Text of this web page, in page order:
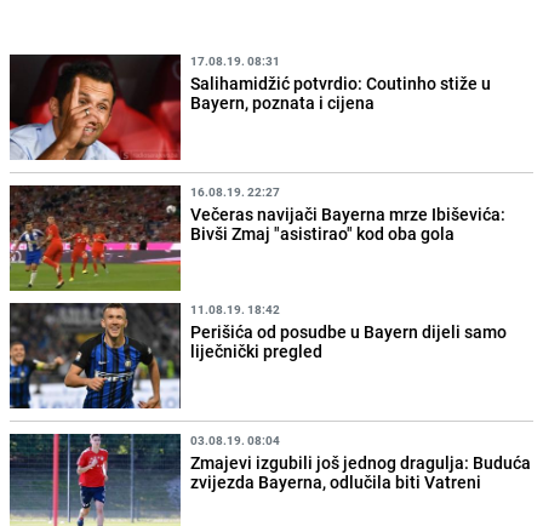
17.08.19. 08:31
Salihamidžić potvrdio: Coutinho stiže u
Bayern, poznata i cijena
16.08.19. 22:27
Večeras navijači Bayerna mrze Ibiševića:
Bivši Zmaj "asistirao" kod oba gola
11.08.19. 18:42
Perišića od posudbe u Bayern dijeli samo
liječnički pregled
03.08.19. 08:04
Zmajevi izgubili još jednog dragulja: Buduća
zvijezda Bayerna, odlučila biti Vatreni